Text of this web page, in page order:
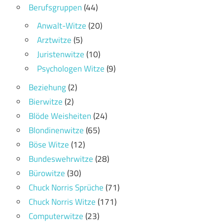
Berufsgruppen(44)
Anwalt-Witze(20)
Arztwitze(5)
Juristenwitze(10)
Psychologen Witze(9)
Beziehung(2)
Bierwitze(2)
Blöde Weisheiten(24)
Blondinenwitze(65)
Böse Witze(12)
Bundeswehrwitze(28)
Bürowitze(30)
Chuck Norris Sprüche(71)
Chuck Norris Witze(171)
Computerwitze(23)